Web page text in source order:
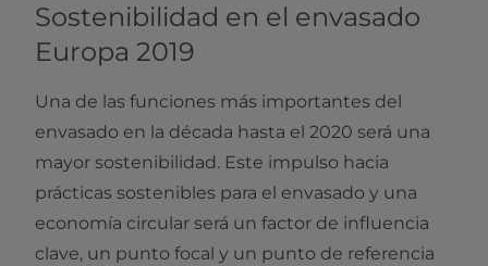
Sostenibilidad en el envasado
Europa 2019​​
Una de las funciones más importantes del
envasado en la década hasta el 2020 será una
mayor sostenibilidad. Este impulso hacia
prácticas sostenibles para el envasado y una
economía circular será un factor de influencia
clave, un punto focal y un punto de referencia